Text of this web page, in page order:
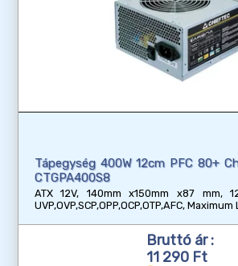
Tápegység 400W 12cm PFC 80+
CTGPA400S8
ATX 12V, 140mm x150mm x87 mm,
UVP,OVP,SCP,OPP,OCP,OTP,AFC,
Bruttó ár :
11 290 Ft